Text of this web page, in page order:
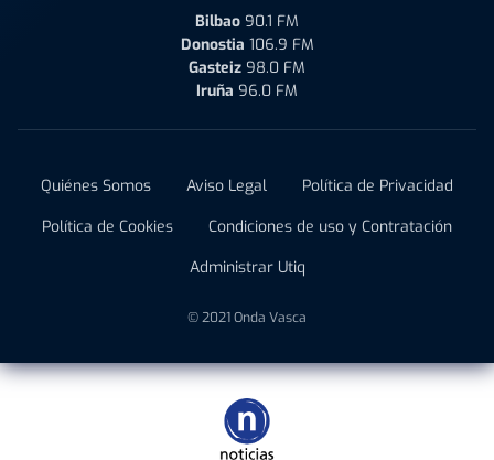
Bilbao 90.1 FM
Donostia 106.9 FM
Gasteiz 98.0 FM
Iruña 96.0 FM
Quiénes Somos Aviso Legal
Política de Privacidad
Política de Cookies
Condiciones de uso y Contratación
Administrar Utiq
© 2021 Onda Vasca